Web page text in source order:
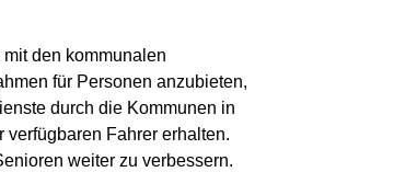
mit den kommunalen
für Personen anzubieten,
durch die Kommunen in
Fahrer erhalten.
weiter zu verbessern.